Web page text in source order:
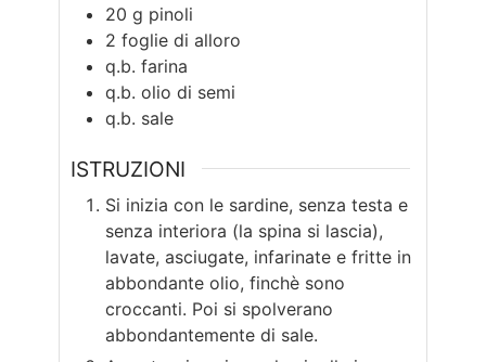
20 g pinoli
2 foglie di alloro
q.b. farina
q.b. olio di semi
q.b. sale
ISTRUZIONI
Si inizia con le sardine, senza testa e
senza interiora (la spina si lascia),
lavate, asciugate, infarinate e fritte in
abbondante olio, finchè sono
croccanti. Poi si spolverano
abbondantemente di sale.